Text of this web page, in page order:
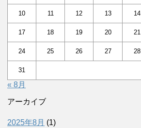
10 11 12 13 14
17 18 19 20 21
24 25 26 27 28
31
« 8月
アーカイブ
2025年8月 (1)